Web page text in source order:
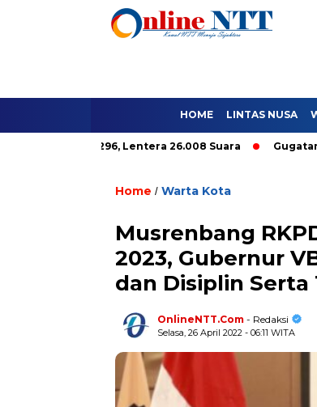
HOME LINTAS NUSA
Hanya 9.296, Lentera 26.008 Suara Gugatan
Home / Warta Kota
Musrenbang
2023, Gubernur
dan Disiplin
OnlineNTT.Com - Redaksi
Selasa, 26 April 2022 - 06:11 WITA